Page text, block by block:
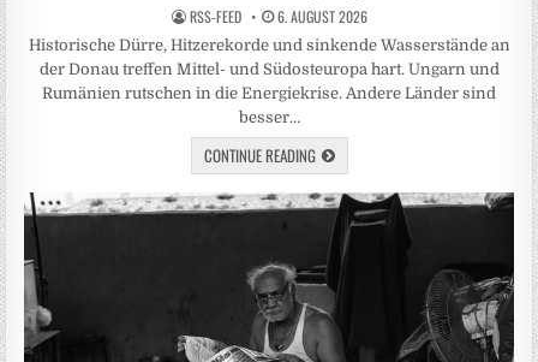
RSS-FEED 6. AUGUST 2026
Historische Dürre, Hitzerekorde und sinkende Wasserstände an
der Donau treffen Mittel- und Südosteuropa hart. Ungarn und
Rumänien rutschen in die Energiekrise. Andere Länder sind
besser…
CONTINUE READING